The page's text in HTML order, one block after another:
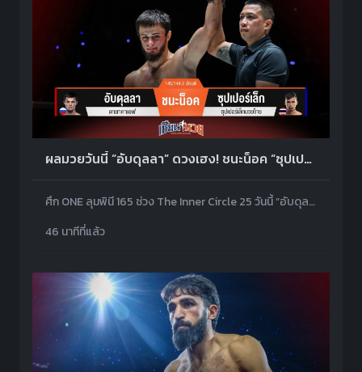
ผลมวยวันนี้ “อับดุลลา” ดวงเฮง! ชนะน็อค “ซุปเปอร์เล็ก” ยก 2 เหตุเจ็บเข่าทำพิษ
ศึก ONE ลุมพินี 165 ช่วง The Inner Circle 25 วันนี้ “อับดุลลา ดายาคาเอฟ” รัวหมัดชุดจน “ซุปเปอร์เล็ก ซุปเปอร์เล็กมวยไทย” วืดล้มเจ็บเข่าพ่ายน็อคไปในยก 2
46 นาทีที่แล้ว